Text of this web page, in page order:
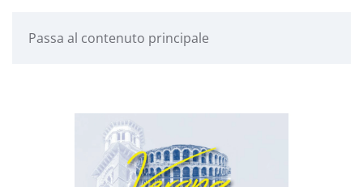
Passa al contenuto principale